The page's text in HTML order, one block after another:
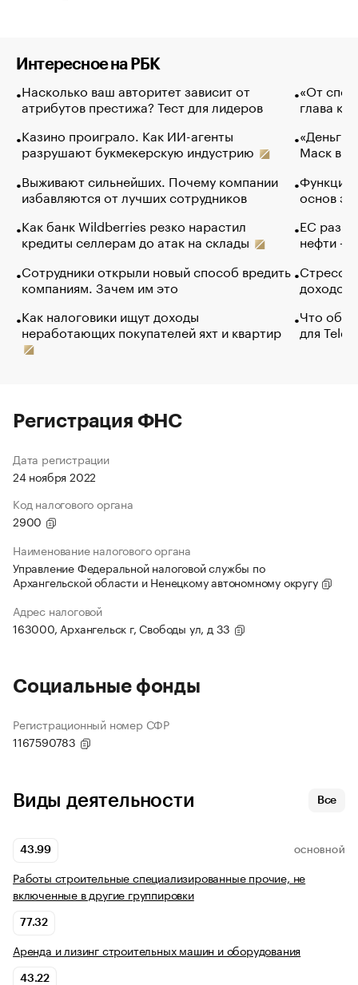
Интересное на РБК
Насколько ваш авторитет зависит от
атрибутов престижа? Тест для лидеров
Казино проиграло. Как ИИ-агенты
разрушают букмекерскую индустрию
Выживают сильнейших. Почему компании
избавляются от лучших сотрудников
Как банк Wildberries резко нарастил
кредиты селлерам до атак на склады
Сотрудники открыли новый способ вредить
компаниям. Зачем им это
Как налоговики ищут доходы
неработающих покупателей яхт и квартир
«От
глава
«Деньги
Маск в
Функции
основ
ЕС
нефти —
Стресс
доходов
Что
для
Регистрация ФНС
Дата регистрации
24 ноября 2022
Код налогового органа
2900
Наименование налогового органа
Управление Федеральной налоговой службы по
Архангельской области и Ненецкому автономному округу
Адрес налоговой
163000, Архангельск г, Свободы ул, д 33
Социальные фонды
Регистрационный номер СФР
1167590783
Виды деятельности Все
43.99 ОСНОВНОЙ
Работы строительные специализированные прочие, не
включенные в другие группировки
77.32
Аренда и лизинг строительных машин и оборудования
43.22